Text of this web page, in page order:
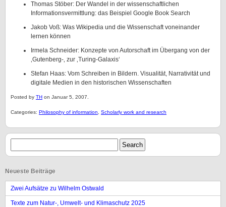
Thomas Stöber: Der Wandel in der wissenschaftlichen
Informationsvermittlung: das Beispiel Google Book Search
Jakob Voß: Was Wikipedia und die Wissenschaft voneinander
lernen können
Irmela Schneider: Konzepte von Autorschaft im Übergang von der
‚Gutenberg-‚ zur ‚Turing-Galaxis‘
Stefan Haas: Vom Schreiben in Bildern. Visualität, Narrativität und
digitale Medien in den historischen Wissenschaften
Posted by TH on Januar 5, 2007.
Categories: Philosophy of information Scholarly work and research
Neueste Beiträge
Zwei Aufsätze zu Wilhelm Ostwald
Texte zum Natur-, Umwelt- und Klimaschutz 2025